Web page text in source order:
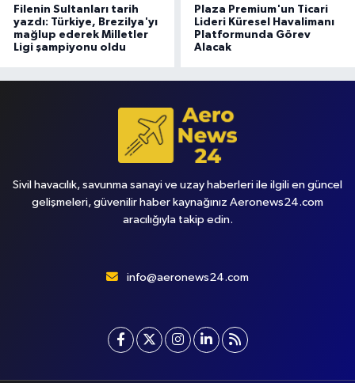
Filenin Sultanları tarih
yazdı: Türkiye, Brezilya'yı
mağlup ederek Milletler
Ligi şampiyonu oldu
Plaza Premium'un Ticari
Lideri Küresel Havalimanı
Platformunda Görev
Alacak
Sivil havacılık, savunma sanayi ve uzay haberleri ile ilgili en güncel
gelişmeleri, güvenilir haber kaynağınız Aeronews24.com
aracılığıyla takip edin.
info@aeronews24.com